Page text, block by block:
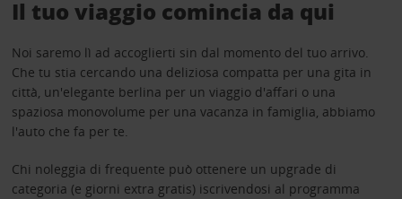
Il tuo viaggio comincia da qui
Noi saremo lì ad accoglierti sin dal momento del tuo arrivo.
Che tu stia cercando una deliziosa compatta per una gita in
città, un'elegante berlina per un viaggio d'affari o una
spaziosa monovolume per una vacanza in famiglia, abbiamo
l'auto che fa per te.
Chi noleggia di frequente può ottenere un upgrade di
categoria (e giorni extra gratis) iscrivendosi al programma